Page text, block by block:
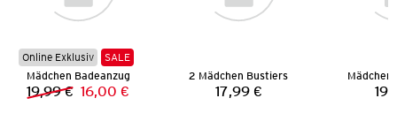
Online Exklusiv
SALE
Mädchen Badeanzug
Vorheriger Preis:
19,99 € Neuer Preis:
16,00 €
2 Mädchen Bustiers
Preis:
17,99 €
Mädchen